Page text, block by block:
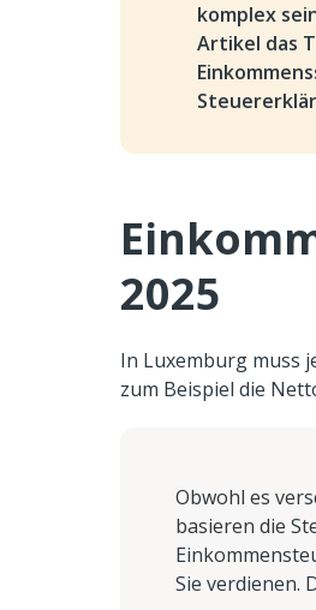
komplex
Artikel das
2025
In Luxemburg muss
zum Beispiel die
Obwohl es
basieren die
Sie verdienen.